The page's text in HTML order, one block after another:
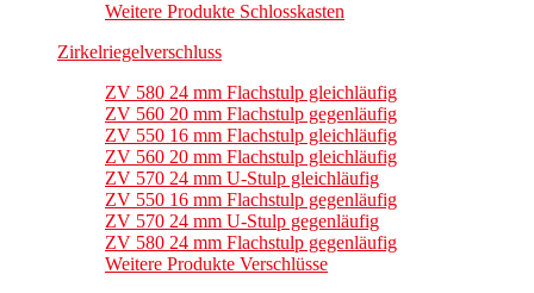
Weitere Produkte Schlosskasten
Zirkelriegelverschluss
ZV 580 24 mm Flachstulp gleichläufig
ZV 560 20 mm Flachstulp gegenläufig
ZV 550 16 mm Flachstulp gleichläufig
ZV 560 20 mm Flachstulp gleichläufig
ZV 570 24 mm U-Stulp gleichläufig
ZV 550 16 mm Flachstulp gegenläufig
ZV 570 24 mm U-Stulp gegenläufig
ZV 580 24 mm Flachstulp gegenläufig
Weitere Produkte Verschlüsse